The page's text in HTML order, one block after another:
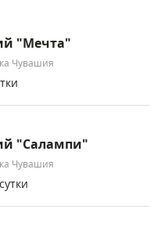
"Мечта"
Чувашия
"Салампи"
Чувашия